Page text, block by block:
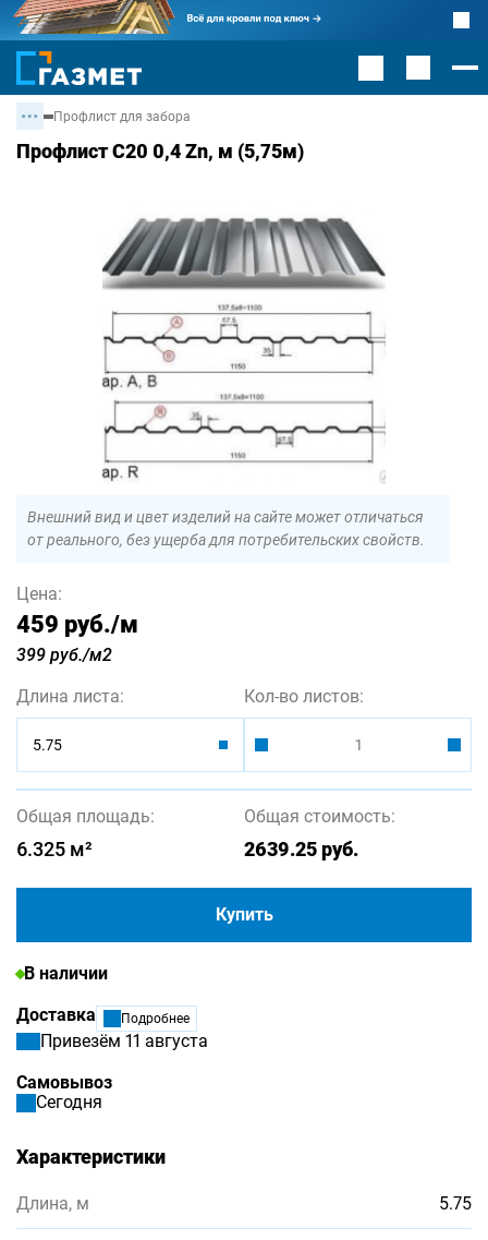
Профлист для забора
Профлист С20 0,4 Zn, м (5,75м)
Внешний вид и цвет изделий на сайте может отличаться
от реального, без ущерба для потребительских свойств.
Цена:
459 руб./м
399 руб./м2
Длина листа:
5.75
Кол-во листов:
Общая площадь:
6.325 м²
Общая стоимость:
2639.25руб.
Купить
В наличии
Доставка
Подробнее
Привезём 11 августа
Самовывоз
Сегодня
Характеристики
Длина, м 5.75